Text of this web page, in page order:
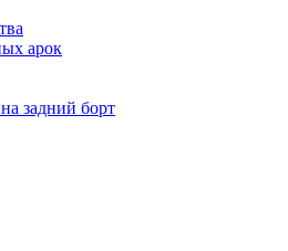
арок
задний борт